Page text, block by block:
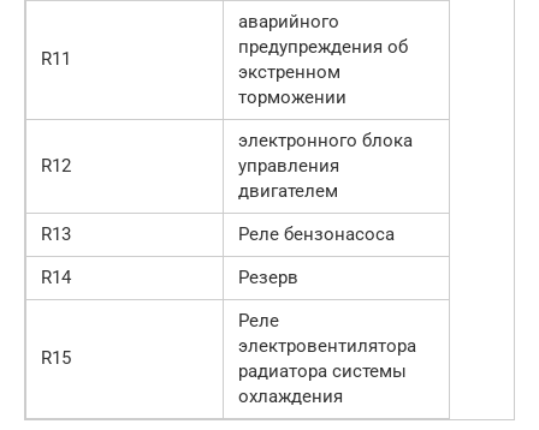
R11
аварийного
предупреждения об
экстренном
торможении
R12
электронного блока
управления
двигателем
R13
Реле бензонасоса
R14
Резерв
R15
Реле
электровентилятора
радиатора системы
охлаждения